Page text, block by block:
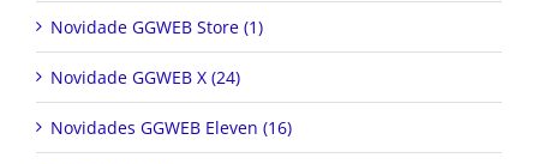
Novidade GGWEB Store (1)
Novidade GGWEB X (24)
Novidades GGWEB Eleven (16)